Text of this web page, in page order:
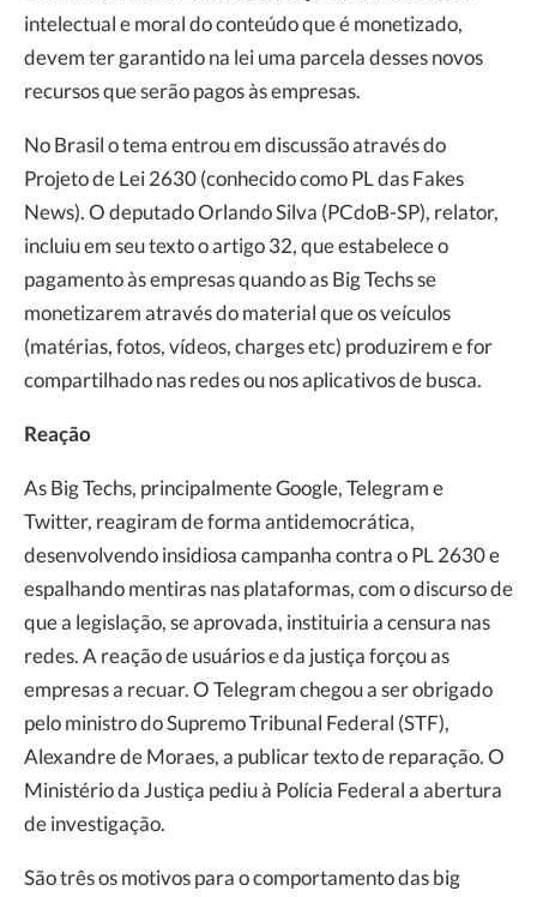
intelectual e moral do conteúdo que é monetizado,
devem ter garantido na lei uma parcela desses novos
recursos que serão pagos às empresas.
No Brasil o tema entrou em discussão através do
Projeto de Lei 2630 (conhecido como PL das Fakes
News). O deputado Orlando Silva (PCdoB-SP), relator,
incluiu em seu texto o artigo 32, que estabelece o
pagamento às empresas quando as Big Techs se
monetizarem através do material que os veículos
(matérias, fotos, vídeos, charges etc) produzirem e for
compartilhado nas redes ou nos aplicativos de busca.
Reação
As Big Techs, principalmente Google, Telegram e
Twitter, reagiram de forma antidemocrática,
desenvolvendo insidiosa campanha contra o PL 2630 e
espalhando mentiras nas plataformas, com o discurso de
que a legislação, se aprovada, instituiria a censura nas
redes. A reação de usuários e da justiça forçou as
empresas a recuar. O Telegram chegou a ser obrigado
pelo ministro do Supremo Tribunal Federal (STF),
Alexandre de Moraes, a publicar texto de reparação. O
Ministério da Justiça pediu à Polícia Federal a abertura
de investigação.
São três os motivos para o comportamento das big